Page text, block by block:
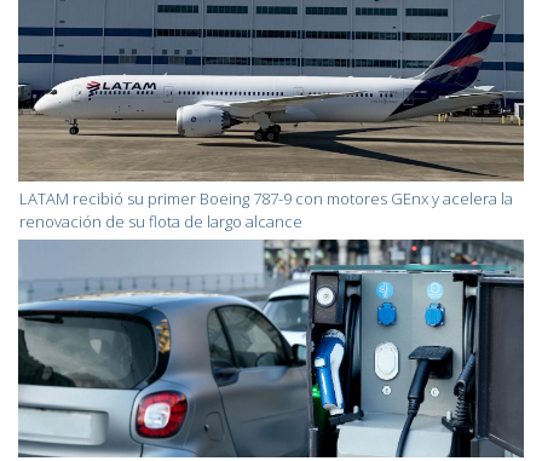
LATAM recibió su primer Boeing 787-9 con motores GEnx y acelera la
renovación de su flota de largo alcance